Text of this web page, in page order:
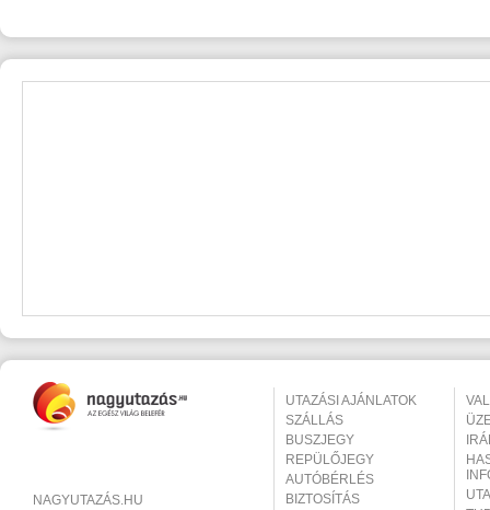
NAGYUTAZÁS.HU
UTAZÁSI AJÁNLATOK
SZÁLLÁS
BUSZJEGY
REPÜLŐJEGY
AUTÓBÉRLÉS
BIZTOSÍTÁS